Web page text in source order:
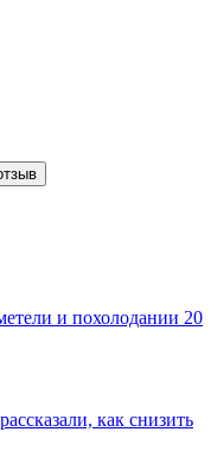
и похолодании 20
как снизить